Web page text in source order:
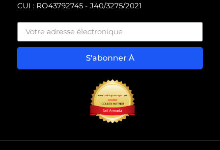
CUI : RO43792745 - J40/3275/2021
S'abonner À